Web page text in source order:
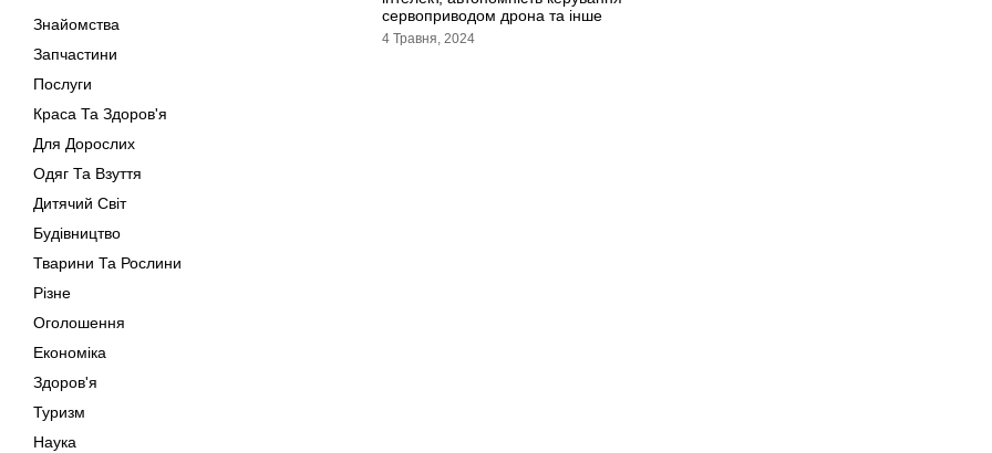
Знайомства
Запчастини
Послуги
Краса Та Здоров'я
Для Дорослих
Одяг Та Взуття
Дитячий Світ
Будівництво
Тварини Та Рослини
Різне
Оголошення
Економіка
Здоров'я
Туризм
Наука
сервоприводом дрона та інше
4 Травня, 2024